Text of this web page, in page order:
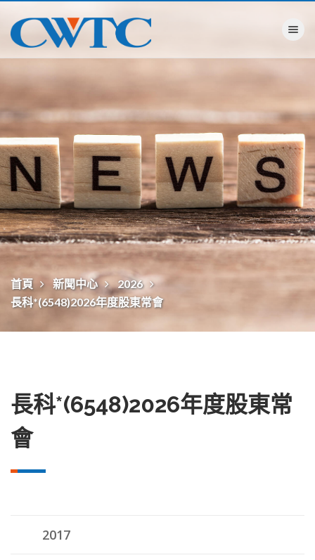
Toggle
首頁 新聞中心
2026
長科*(6548)2026年度股東常會
長科*(6548)2026年度股東常
會
2017